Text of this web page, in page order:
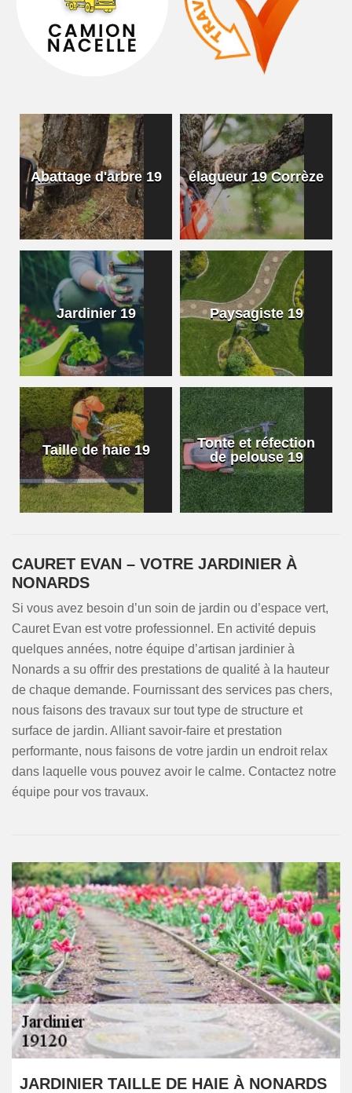
Abattage d'arbre 19 élagueur 19 Corrèze
Jardinier 19 Paysagiste 19
Taille de haie 19
Tonte et réfection
de pelouse 19
CAURET EVAN – VOTRE JARDINIER À
NONARDS
Si vous avez besoin d’un soin de jardin ou d’espace vert,
Cauret Evan est votre professionnel. En activité depuis
quelques années, notre équipe d’artisan jardinier à
Nonards a su offrir des prestations de qualité à la hauteur
de chaque demande. Fournissant des services pas chers,
nous faisons des travaux sur tout type de structure et
surface de jardin. Alliant savoir-faire et prestation
performante, nous faisons de votre jardin un endroit relax
dans laquelle vous pouvez avoir le calme. Contactez notre
équipe pour vos travaux.
JARDINIER TAILLE DE HAIE À NONARDS